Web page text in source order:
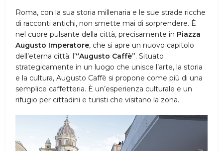
Roma, con la sua storia millenaria e le sue strade ricche
di racconti antichi, non smette mai di sorprendere. È
nel cuore pulsante della città, precisamente in Piazza
Augusto Imperatore, che si apre un nuovo capitolo
dell’eterna città: l’“Augusto Caffè”. Situato
strategicamente in un luogo che unisce l’arte, la storia
e la cultura, Augusto Caffè si propone come più di una
semplice caffetteria. È un’esperienza culturale e un
rifugio per cittadini e turisti che visitano la zona.